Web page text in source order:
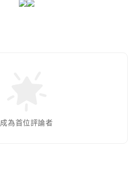
成為首位評論者